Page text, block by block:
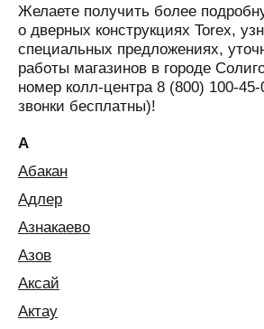
Желаете получить более
о дверных конструкциях Torex,
специальных предложениях,
работы магазинов в городе
номер колл-центра 8 (800) 100-
звонки бесплатны)!
А
Абакан
Адлер
Азнакаево
Азов
Аксай
Актау